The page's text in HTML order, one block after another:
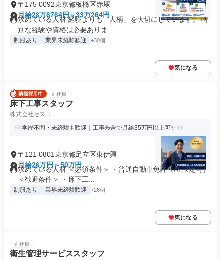
〒175-0092東京都板橋区赤塚
月給28万6764円～33万264円
求めている人材 経験よりも「人柄」を大切にしています。 特
別な経験や資格は必要ありま...
制服あり 業界未経験歓迎 +30個
気になる
正社員
床下工事スタッフ
株式会社セスコ
学歴不問・未経験も歓迎｜工事歩合で月給35万円以上可✨
〒121-0801東京都足立区東伊興
月給26万円～50万円
求めている人材 ＜必須条件＞ ・普通自動車免許（AT限定可）
＜歓迎条件＞ ・床下工...
制服あり 業界未経験歓迎 +26個
気になる
正社員
衛生管理サービススタッフ